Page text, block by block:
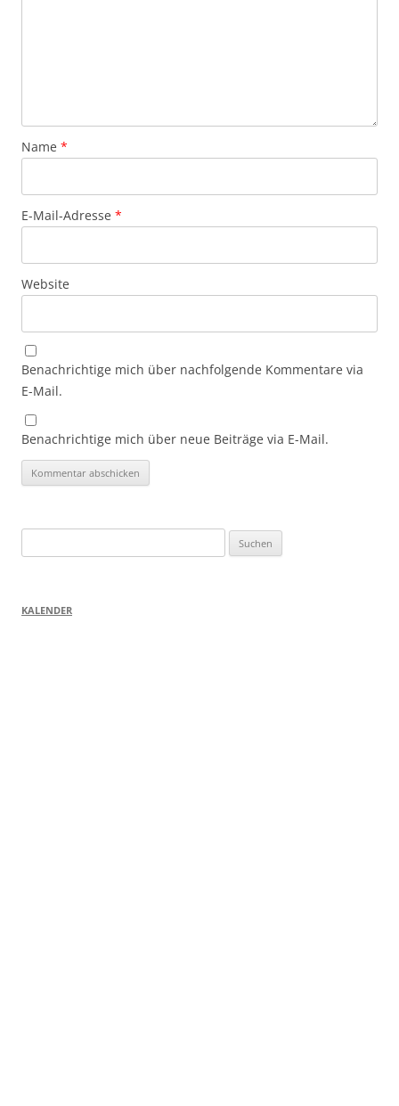
Name *
E-Mail-Adresse *
Website
Benachrichtige mich über nachfolgende Kommentare via
E-Mail.
Benachrichtige mich über neue Beiträge via E-Mail.
nach:
KALENDER